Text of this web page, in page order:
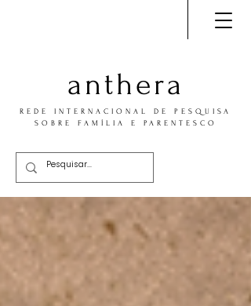
anthera
REDE INTERNACIONAL DE PESQUISA
SOBRE FAMÍLIA E PARENTESCO